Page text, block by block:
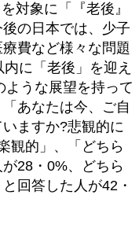
対象に「『老後』
の日本では、少子
費など様々な問題
に「老後」を迎え
ような展望を持って
あなたは今、ご自
ますか?悲観的に
観的」、「どちら
28・0%、どちら
回答した人が42・